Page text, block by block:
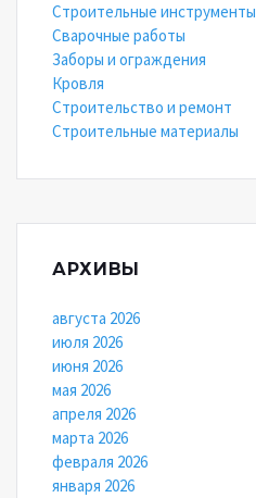
Строительные инструменты
Сварочные работы
Заборы и ограждения
Кровля
Строительство и ремонт
Строительные материалы
АРХИВЫ
августа 2026
июля 2026
июня 2026
мая 2026
апреля 2026
марта 2026
февраля 2026
января 2026